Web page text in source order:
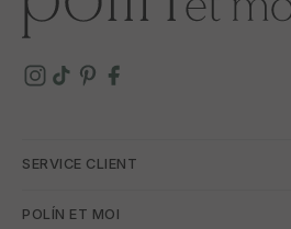
SERVICE CLIENT
POLÍN ET MOI